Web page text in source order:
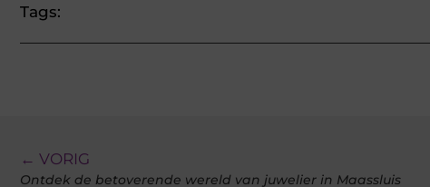
Tags:
← VORIG
Ontdek de betoverende wereld van juwelier in Maassluis